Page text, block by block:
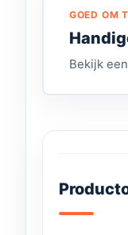
GOED OM
Bekijk